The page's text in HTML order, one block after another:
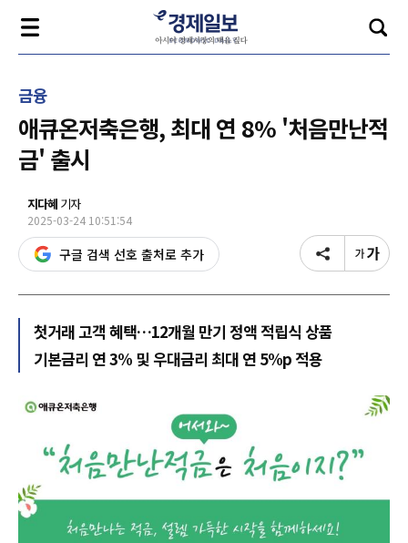
금융
애큐온저축은행, 최대 연 8% '처음만난적
금' 출시
지다혜 기자
2025-03-24 10:51:54
구글 검색 선호 출처로 추가
첫거래 고객 혜택…12개월 만기 정액 적립식 상품
기본금리 연 3% 및 우대금리 최대 연 5%p 적용